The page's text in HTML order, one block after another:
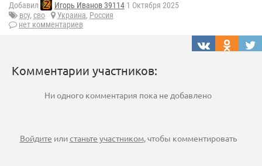
Добавил Игорь Иванов 39114 1 Октября 2025
всу, сво Украина, Россия
нет комментариев
Комментарии участников:
Ни одного комментария пока не добавлено
Войдите илистаньте участником, чтобы комментировать